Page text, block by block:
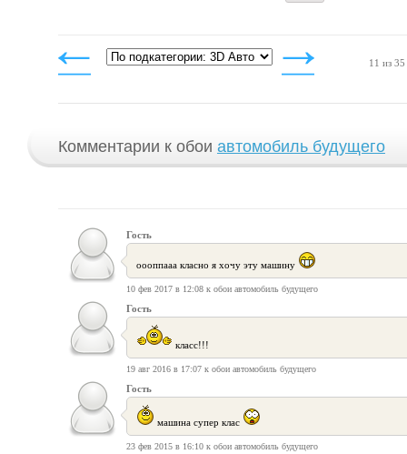
4:3
11 из 35
Комментарии к обои автомобиль будущего
Гость
оооппааа класно я хочу эту машину
10 фев 2017 в 12:08 к обои автомобиль будущего
Гость
класс!!!
19 авг 2016 в 17:07 к обои автомобиль будущего
Гость
машина супер клас
23 фев 2015 в 16:10 к обои автомобиль будущего